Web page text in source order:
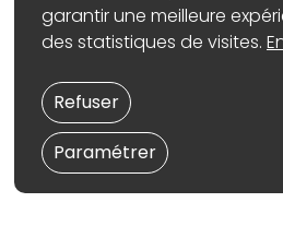
garantir une meilleure
des statistiques de visites.
Paramétrer
Refuser